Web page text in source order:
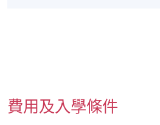
費用及入學條件